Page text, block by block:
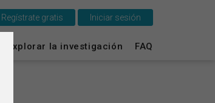
Explorar la investigación FAQ
Regístrate gratis Iniciar sesión